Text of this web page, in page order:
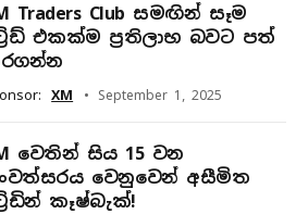
Traders Club සමඟින් සෑම
එකක්ම ප්‍රතිලාභ බවට පත්
XM September 1, 2025
වෙතින් සිය 15 වන
වෙනුවෙන් අසීමිත
කෑෂ්බැක්!